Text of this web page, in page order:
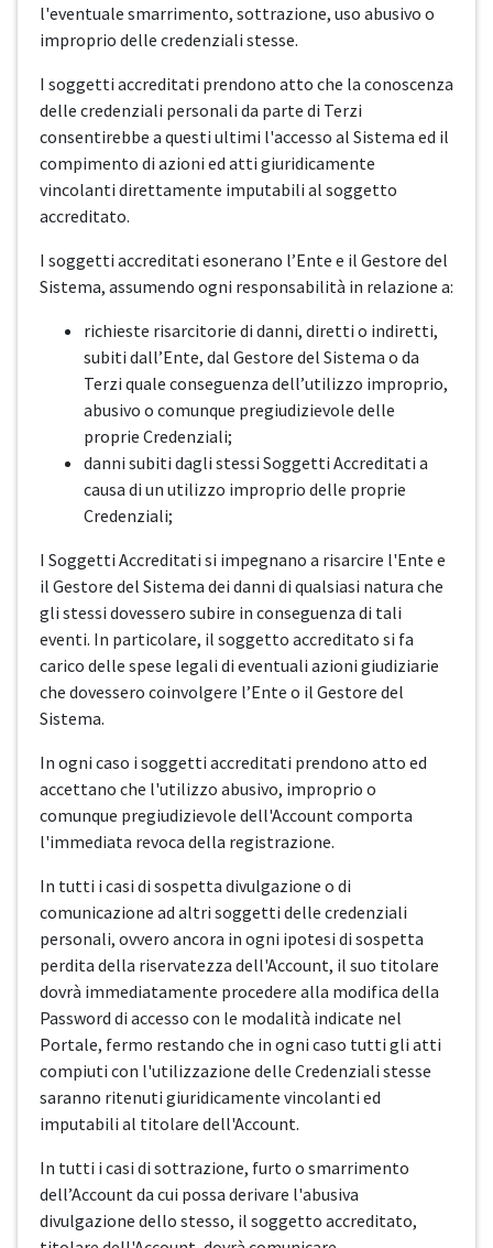
l'eventuale smarrimento, sottrazione, uso abusivo o
improprio delle credenziali stesse.
I soggetti accreditati prendono atto che la conoscenza
delle credenziali personali da parte di Terzi
consentirebbe a questi ultimi l'accesso al Sistema ed il
compimento di azioni ed atti giuridicamente
vincolanti direttamente imputabili al soggetto
accreditato.
I soggetti accreditati esonerano l’Ente e il Gestore del
Sistema, assumendo ogni responsabilità in relazione a:
richieste risarcitorie di danni, diretti o indiretti,
subiti dall’Ente, dal Gestore del Sistema o da
Terzi quale conseguenza dell’utilizzo improprio,
abusivo o comunque pregiudizievole delle
proprie Credenziali;
danni subiti dagli stessi Soggetti Accreditati a
causa di un utilizzo improprio delle proprie
Credenziali;
I Soggetti Accreditati si impegnano a risarcire l'Ente e
il Gestore del Sistema dei danni di qualsiasi natura che
gli stessi dovessero subire in conseguenza di tali
eventi. In particolare, il soggetto accreditato si fa
carico delle spese legali di eventuali azioni giudiziarie
che dovessero coinvolgere l’Ente o il Gestore del
Sistema.
In ogni caso i soggetti accreditati prendono atto ed
accettano che l'utilizzo abusivo, improprio o
comunque pregiudizievole dell'Account comporta
l'immediata revoca della registrazione.
In tutti i casi di sospetta divulgazione o di
comunicazione ad altri soggetti delle credenziali
personali, ovvero ancora in ogni ipotesi di sospetta
perdita della riservatezza dell'Account, il suo titolare
dovrà immediatamente procedere alla modifica della
Password di accesso con le modalità indicate nel
Portale, fermo restando che in ogni caso tutti gli atti
compiuti con l'utilizzazione delle Credenziali stesse
saranno ritenuti giuridicamente vincolanti ed
imputabili al titolare dell'Account.
In tutti i casi di sottrazione, furto o smarrimento
dell’Account da cui possa derivare l'abusiva
divulgazione dello stesso, il soggetto accreditato,